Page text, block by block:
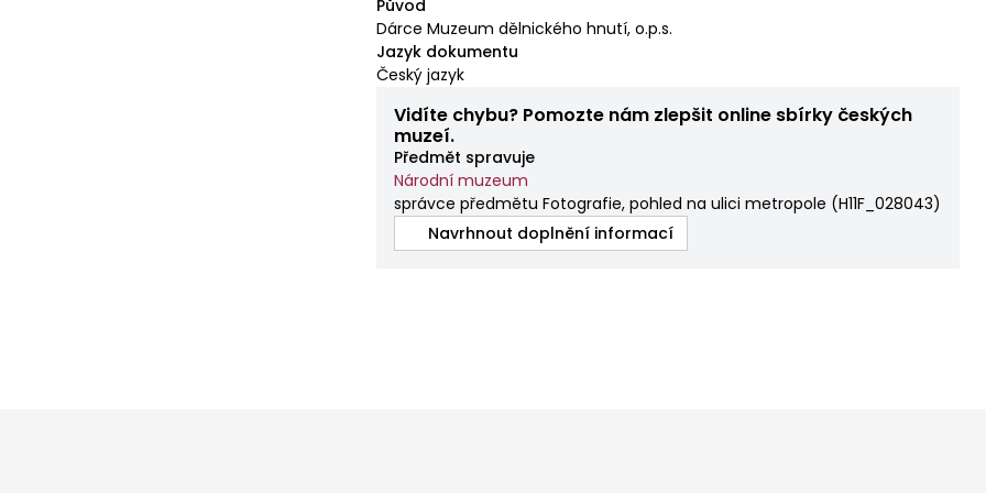
Původ
Dárce Muzeum dělnického hnutí, o.p.s.
Jazyk dokumentu
Český jazyk
Vidíte chybu? Pomozte nám zlepšit online sbírky českých
muzeí.
Předmět spravuje
Národní muzeum
správce předmětu Fotografie, pohled na ulici metropole (H11F_028043)
Navrhnout doplnění informací